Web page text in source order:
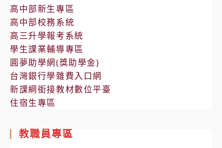
高中部新生專區
高中部校務系統
高三升學報考系統
學生課業輔導專區
圓夢助學網(獎助學金)
台灣銀行學雜費入口網
新課綱銜接教材數位平臺
住宿生專區
教職員專區